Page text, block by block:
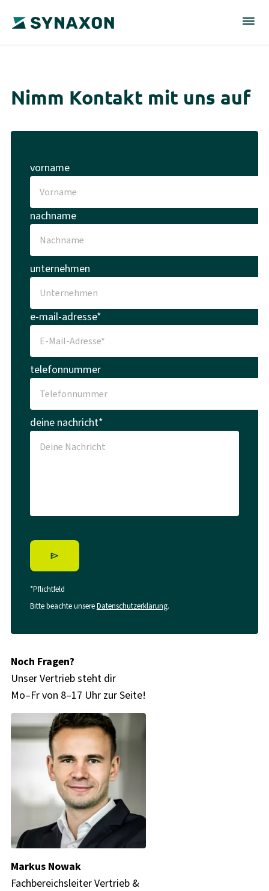
Nimm Kontakt mit uns auf
vorname
nachname
unternehmen
e-mail-adresse*
telefonnummer
deine nachricht*
*Pflichtfeld
Bitte beachte unsereDatenschutzerklärung.
Noch Fragen?
Unser Vertrieb steht dir
Mo–Fr von 8–17 Uhr zur Seite!
Markus Nowak
Fachbereichsleiter Vertrieb &